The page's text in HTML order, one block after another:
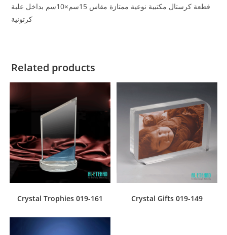
قطعة كرستال مكتبية نوعية ممتازة مقاس 15سم×10سم بداخل علبة
كرتونية
Related products
Crystal Trophies 019-161 Crystal Gifts 019-149